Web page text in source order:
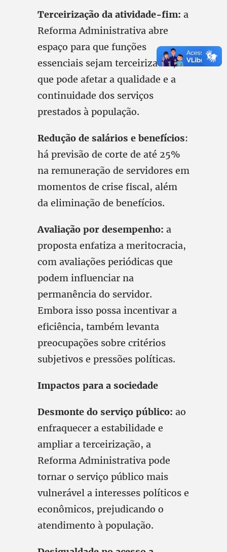
Terceirização da atividade-fim: a
Reforma Administrativa abre
espaço para que funções
essenciais sejam terceirizadas, o
que pode afetar a qualidade e a
continuidade dos serviços
prestados à população.
Redução de salários e benefícios:
há previsão de corte de até 25%
na remuneração de servidores em
momentos de crise fiscal, além
da eliminação de benefícios.
Avaliação por desempenho: a
proposta enfatiza a meritocracia,
com avaliações periódicas que
podem influenciar na
permanência do servidor.
Embora isso possa incentivar a
eficiência, também levanta
preocupações sobre critérios
subjetivos e pressões políticas.
Impactos para a sociedade
Desmonte do serviço público: ao
enfraquecer a estabilidade e
ampliar a terceirização, a
Reforma Administrativa pode
tornar o serviço público mais
vulnerável a interesses políticos e
econômicos, prejudicando o
atendimento à população.